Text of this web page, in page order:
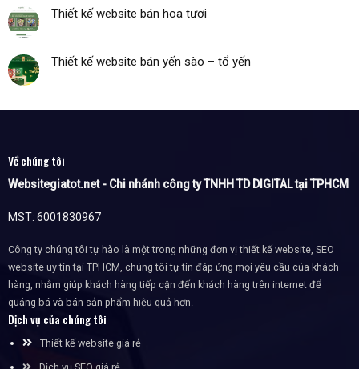
Thiết kế website bán hoa tươi
Thiết kế website bán yến sào – tổ yến
Về chúng tôi
Websitegiatot.net - Chi nhánh công ty TNHH TD DIGITAL tại TPHCM
MST: 6001830967
Công ty chúng tôi tự hào là một trong những đơn vị thiết kế website, SEO
website uy tín tại TPHCM, chúng tôi tự tin đáp ứng mọi yêu cầu của khách
hàng, nhằm giúp khách hàng tiếp cận đến khách hàng trên internet để
quảng bá và bán sản phẩm hiệu quả hơn.
Dịch vụ của chúng tôi
Thiết kế website giá rẻ